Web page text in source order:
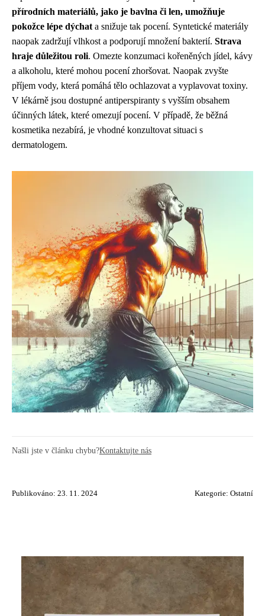
přírodních materiálů, jako je bavlna či len, umožňuje
pokožce lépe dýchat a snižuje tak pocení. Syntetické materiály
naopak zadržují vlhkost a podporují množení bakterií. Strava
hraje důležitou roli. Omezte konzumaci kořeněných jídel, kávy
a alkoholu, které mohou pocení zhoršovat. Naopak zvyšte
příjem vody, která pomáhá tělo ochlazovat a vyplavovat toxiny.
V lékárně jsou dostupné antiperspiranty s vyšším obsahem
účinných látek, které omezují pocení. V případě, že běžná
kosmetika nezabírá, je vhodné konzultovat situaci s
dermatologem.
Našli jste v článku chybu?Kontaktujte nás
Publikováno: 23. 11. 2024 Kategorie: Ostatní